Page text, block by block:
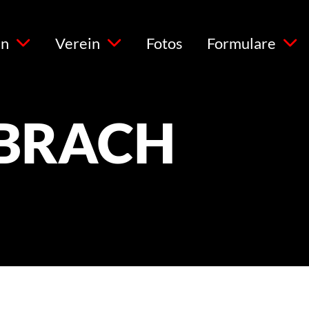
Verein Fotos Formulare